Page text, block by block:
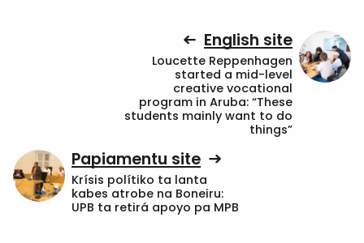
English site
Loucette Reppenhagen
started a mid-level
creative vocational
program in Aruba: “These
students mainly want to do
things”
Papiamentu site
Krísis polítiko ta lanta
kabes atrobe na Boneiru:
UPB ta retirá apoyo pa MPB